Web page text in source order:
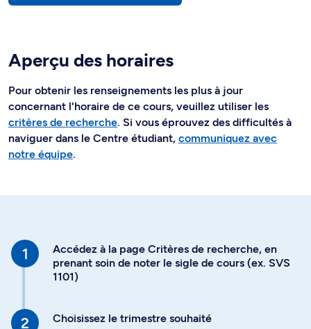
Aperçu des horaires
Pour obtenir les renseignements les plus à jour
concernant l'horaire de ce cours, veuillez utiliser les
critères de recherche. Si vous éprouvez des difficultés à
naviguer dans le Centre étudiant, communiquez avec
notre équipe.
Accédez à la page Critères de recherche, en
prenant soin de noter le sigle de cours (ex. SVS
1101)
Choisissez le trimestre souhaité